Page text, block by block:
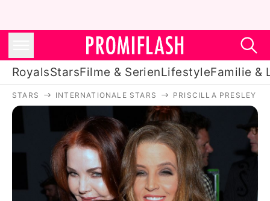
RoyalsStarsFilme & SerienLifestyleFamilie &
Royals
Stars
Filme & Serien
Lifestyle
STARS INTERNATIONALE STARS PRISCILLA PRESLEY